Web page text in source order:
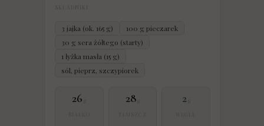
SKŁADNIKI
3 jajka (ok. 165 g)
100 g pieczarek
30 g sera żółtego (starty)
1 łyżka masła (15 g)
sól, pieprz, szczypiorek
26 28g
2g